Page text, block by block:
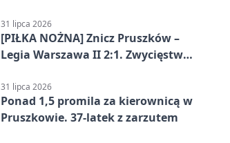
31 lipca 2026
[PIŁKA NOŻNA] Znicz Pruszków –
Legia Warszawa II 2:1. Zwycięstwo
minucie
31 lipca 2026
Ponad 1,5 promila za kierownicą w
Pruszkowie. 37-latek z zarzutem